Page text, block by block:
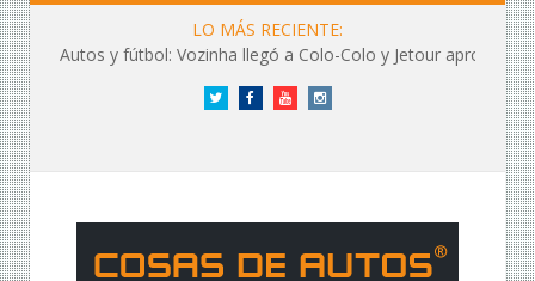
LO MÁS RECIENTE:
Autos y fútbol: Vozinha llegó a Colo-Colo y Jetour aprovechó los flashes
Twitter FacebookYouTubeInstagram